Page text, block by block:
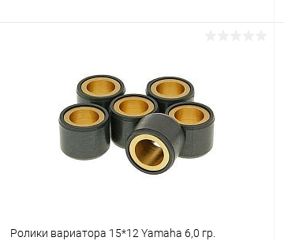
Сравнение
В избранное В наличии
Ролики вариатора 15*12 Yamaha 6,0 гр.